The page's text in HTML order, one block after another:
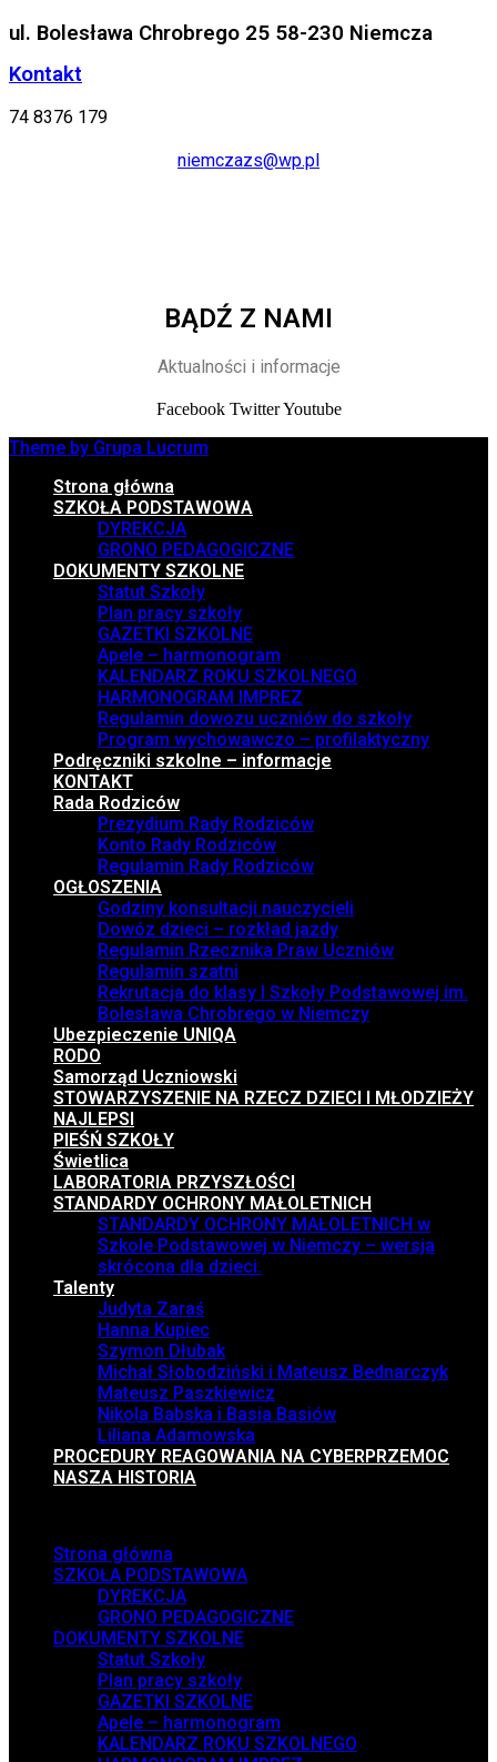
ul. Bolesława Chrobrego 25 58-230 Niemcza
Kontakt
74 8376 179
niemczazs@wp.pl
BĄDŹ Z NAMI
Aktualności i informacje
Facebook Twitter Youtube
Theme by Grupa Lucrum
Strona główna
SZKOŁA PODSTAWOWA
DYREKCJA
GRONO PEDAGOGICZNE
DOKUMENTY SZKOLNE
Statut Szkoły
Plan pracy szkoły
GAZETKI SZKOLNE
Apele – harmonogram
KALENDARZ ROKU SZKOLNEGO
HARMONOGRAM IMPREZ
Regulamin dowozu uczniów do szkoły
Program wychowawczo – profilaktyczny
Podręczniki szkolne – informacje
KONTAKT
Rada Rodziców
Prezydium Rady Rodziców
Konto Rady Rodziców
Regulamin Rady Rodziców
OGŁOSZENIA
Godziny konsultacji nauczycieli
Dowóz dzieci – rozkład jazdy
Regulamin Rzecznika Praw Uczniów
Regulamin szatni
Rekrutacja do klasy I Szkoły Podstawowej im.
Bolesława Chrobrego w Niemczy
Ubezpieczenie UNIQA
RODO
Samorząd Uczniowski
STOWARZYSZENIE NA RZECZ DZIECI I MŁODZIEŻY
NAJLEPSI
PIEŚŃ SZKOŁY
Świetlica
LABORATORIA PRZYSZŁOŚCI
STANDARDY OCHRONY MAŁOLETNICH
STANDARDY OCHRONY MAŁOLETNICH w
Szkole Podstawowej w Niemczy – wersja
skrócona dla dzieci.
Talenty
Judyta Zaraś
Hanna Kupiec
Szymon Dłubak
Michał Słobodziński i Mateusz Bednarczyk
Mateusz Paszkiewicz
Nikola Babska i Basia Basiów
Liliana Adamowska
PROCEDURY REAGOWANIA NA CYBERPRZEMOC
NASZA HISTORIA
Strona główna
SZKOŁA PODSTAWOWA
DYREKCJA
GRONO PEDAGOGICZNE
DOKUMENTY SZKOLNE
Statut Szkoły
Plan pracy szkoły
GAZETKI SZKOLNE
Apele – harmonogram
KALENDARZ ROKU SZKOLNEGO